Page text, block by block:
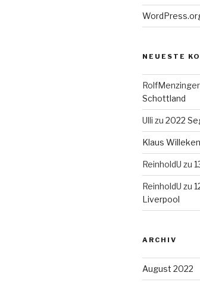
NEUESTE
RolfMenzinger
Schottland
Ulli zu 2022
Klaus
ReinholdU zu
ReinholdU zu
Liverpool
ARCHIV
August 2022